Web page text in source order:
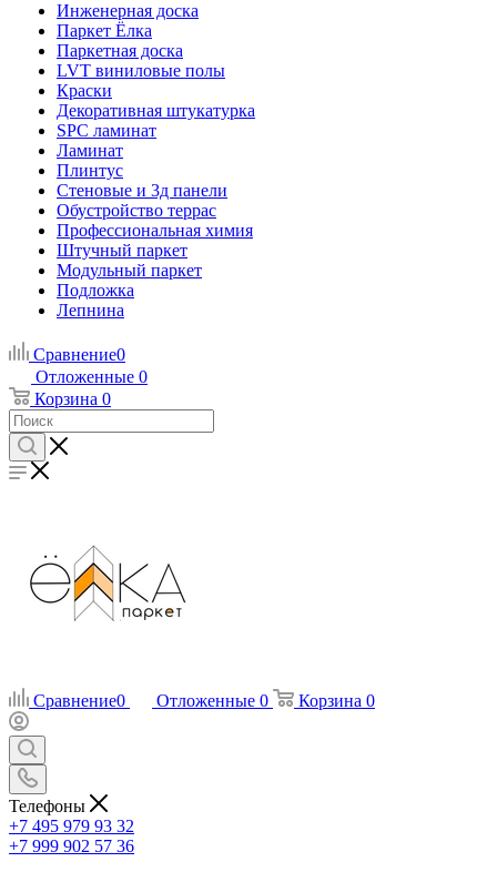
Инженерная доска
Паркет Ёлка
Паркетная доска
LVT виниловые полы
Краски
Декоративная штукатурка
SPC ламинат
Ламинат
Плинтус
Стеновые и 3д панели
Обустройство террас
Профессиональная химия
Штучный паркет
Модульный паркет
Подложка
Лепнина
Сравнение0
Отложенные 0
Корзина 0
Сравнение0 Отложенные 0 Корзина 0
Телефоны
+7 495 979 93 32
+7 999 902 57 36